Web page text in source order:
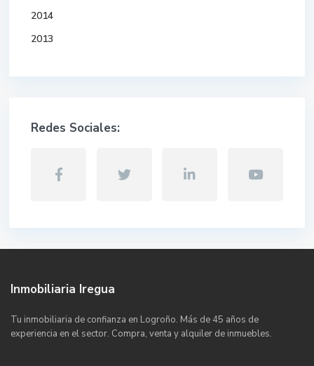
2014
2013
Redes Sociales:
Inmobiliaria Iregua
Tu inmobiliaria de confianza en Logroño. Más de 45 años de
experiencia en el sector. Compra, venta y alquiler de inmuebles.